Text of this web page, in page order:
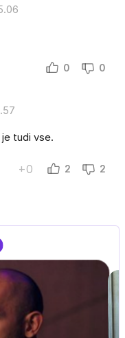
0 0
tudi vse.
+0 2 2